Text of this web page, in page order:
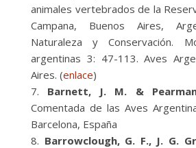
animales vertebrados de la
Campana, Buenos Aires,
Naturaleza y Conservación.
argentinas 3: 47-113. Aves
Aires. (enlace)
Barnett, J. M. &
Comentada de las Aves
Barcelona, España
Barrowclough, G. F., J. G.